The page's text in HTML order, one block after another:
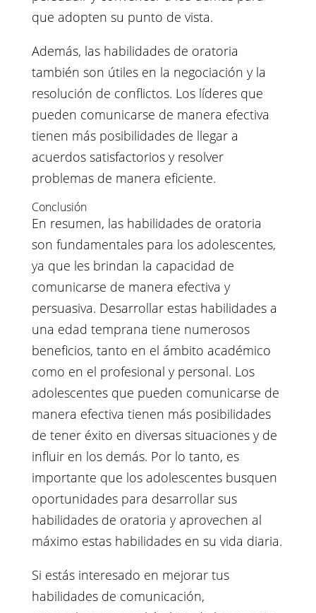
que adopten su punto de vista.
Además, las habilidades de oratoria
también son útiles en la negociación y la
resolución de conflictos. Los líderes que
pueden comunicarse de manera efectiva
tienen más posibilidades de llegar a
acuerdos satisfactorios y resolver
problemas de manera eficiente.
Conclusión
En resumen, las habilidades de oratoria
son fundamentales para los adolescentes,
ya que les brindan la capacidad de
comunicarse de manera efectiva y
persuasiva. Desarrollar estas habilidades a
una edad temprana tiene numerosos
beneficios, tanto en el ámbito académico
como en el profesional y personal. Los
adolescentes que pueden comunicarse de
manera efectiva tienen más posibilidades
de tener éxito en diversas situaciones y de
influir en los demás. Por lo tanto, es
importante que los adolescentes busquen
oportunidades para desarrollar sus
habilidades de oratoria y aprovechen al
máximo estas habilidades en su vida diaria.
Si estás interesado en mejorar tus
habilidades de comunicación,